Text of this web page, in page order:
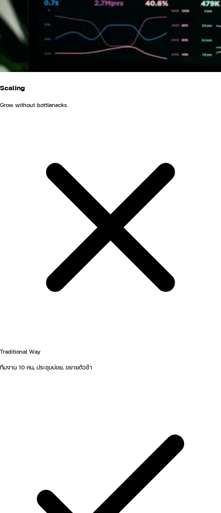
Scaling
Grow without bottlenecks.
Traditional Way
ทีมงาน 10 คน, ประชุมบ่อย, ขยายตัวช้า